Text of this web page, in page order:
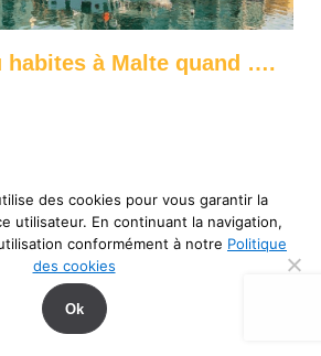
habites à Malte quand ….
des cookies pour vous garantir la
utilisateur. En continuant la navigation,
conformément à notre Politique
des cookies
Ok